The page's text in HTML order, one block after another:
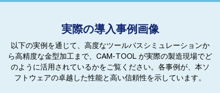
実際の導入事例画像
以下の実例を通じて、高度なツールパスシミュレーションか
ら高精度な金型加工まで、CAM-TOOL が実際の製造現場でど
のように活用されているかをご覧ください。各事例が、本ソ
フトウェアの卓越した性能と高い信頼性を示しています。